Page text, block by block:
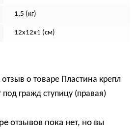
1,5 (кг)
12х12х1 (см)
о товаре Пластина крепл
гражд ступицу (правая)
отзывов пока нет, но вы